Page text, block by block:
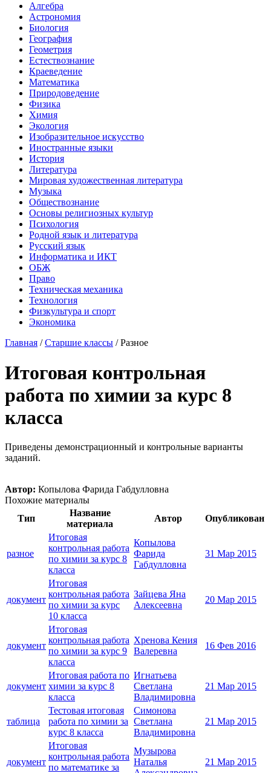
Алгебра
Астрономия
Биология
География
Геометрия
Естествознание
Краеведение
Математика
Природоведение
Физика
Химия
Экология
Изобразительное искусство
Иностранные языки
История
Литература
Мировая художественная литература
Музыка
Обществознание
Основы религиозных культур
Психология
Родной язык и литература
Русский язык
Информатика и ИКТ
ОБЖ
Право
Техническая механика
Технология
Физкультура и спорт
Экономика
Главная /Старшие классы /Разное
Итоговая контрольная
работа по химии за курс 8
класса
Приведены демонстрационный и контрольные варианты
заданий.
Автор: Копылова Фарида Габдулловна
Похожие материалы
Тип
Название
материала
Автор Опубликован
разное
Итоговая
контрольная работа
по химии за курс 8
класса
Копылова
Фарида
Габдулловна
31 Мар 2015
документ
Итоговая
контрольная работа
по химии за курс
10 класса
Зайцева Яна
Алексеевна
20 Мар 2015
документ
Итоговая
контрольная работа
по химии за курс 9
класса
Хренова Кения
Валеревна
16 Фев 2016
документ
Итоговая работа по
химии за курс 8
класса
Игнатьева
Светлана
Владимировна
21 Мар 2015
таблица
Тестовая итоговая
работа по химии за
курс 8 класса
Симонова
Светлана
Владимировна
21 Мар 2015
документ
Итоговая
контрольная работа
по математике за
Музырова
Наталья
21 Мар 2015